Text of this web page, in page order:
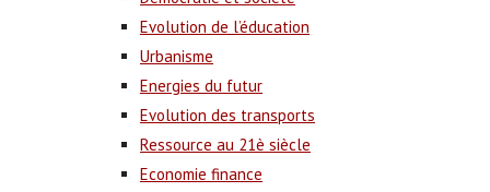
Evolution de l’éducation
Urbanisme
Energies du futur
Evolution des transports
Ressource au 21è siècle
Economie finance